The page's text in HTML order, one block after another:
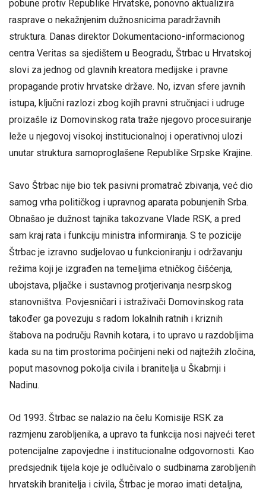
pobune protiv Republike Hrvatske, ponovno aktualizira
rasprave o nekažnjenim dužnosnicima paradržavnih
struktura. Danas direktor Dokumentaciono-informacionog
centra Veritas sa sjedištem u Beogradu, Štrbac u Hrvatskoj
slovi za jednog od glavnih kreatora medijske i pravne
propagande protiv hrvatske države. No, izvan sfere javnih
istupa, ključni razlozi zbog kojih pravni stručnjaci i udruge
proizašle iz Domovinskog rata traže njegovo procesuiranje
leže u njegovoj visokoj institucionalnoj i operativnoj ulozi
unutar struktura samoproglašene Republike Srpske Krajine.
Savo Štrbac nije bio tek pasivni promatrač zbivanja, već dio
samog vrha političkog i upravnog aparata pobunjenih Srba.
Obnašao je dužnost tajnika takozvane Vlade RSK, a pred
sam kraj rata i funkciju ministra informiranja. S te pozicije
Štrbac je izravno sudjelovao u funkcioniranju i održavanju
režima koji je izgrađen na temeljima etničkog čišćenja,
ubojstava, pljačke i sustavnog protjerivanja nesrpskog
stanovništva. Povjesničari i istraživači Domovinskog rata
također ga povezuju s radom lokalnih ratnih i kriznih
štabova na području Ravnih kotara, i to upravo u razdobljima
kada su na tim prostorima počinjeni neki od najtežih zločina,
poput masovnog pokolja civila i branitelja u Škabrnji i
Nadinu.
Od 1993. Štrbac se nalazio na čelu Komisije RSK za
razmjenu zarobljenika, a upravo ta funkcija nosi najveći teret
potencijalne zapovjedne i institucionalne odgovornosti. Kao
predsjednik tijela koje je odlučivalo o sudbinama zarobljenih
hrvatskih branitelja i civila, Štrbac je morao imati detaljna,